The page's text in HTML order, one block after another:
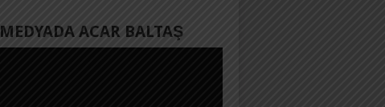
MEDYADA ACAR BALTAŞ